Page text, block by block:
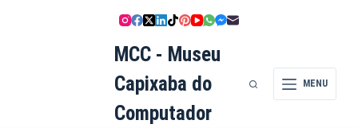
MCC - Museu
Capixaba do
Computador
MENU